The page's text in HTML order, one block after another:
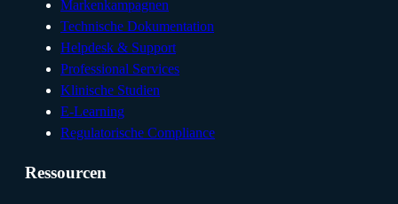
Markenkampagnen
Technische Dokumentation
Helpdesk & Support
Professional Services
Klinische Studien
E-Learning
Regulatorische Compliance
Ressourcen